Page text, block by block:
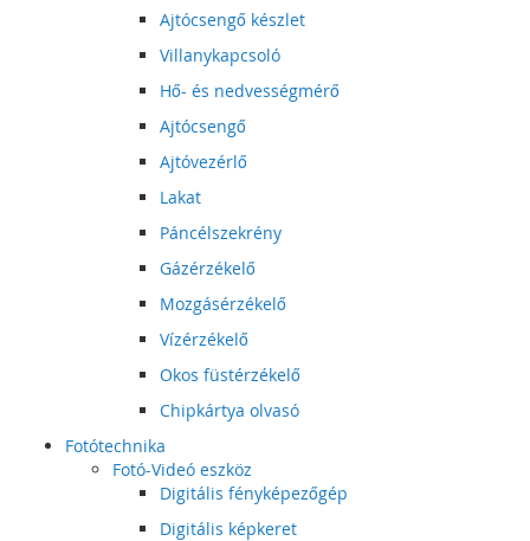
Ajtócsengő készlet
Villanykapcsoló
Hő- és nedvességmérő
Ajtócsengő
Ajtóvezérlő
Lakat
Páncélszekrény
Gázérzékelő
Mozgásérzékelő
Vízérzékelő
Okos füstérzékelő
Chipkártya olvasó
Fotótechnika
Fotó-Videó eszköz
Digitális fényképezőgép
Digitális képkeret